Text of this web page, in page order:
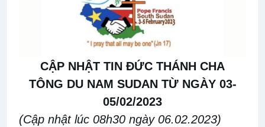
CẬP NHẬT TIN ĐỨC THÁNH CHA
TÔNG DU NAM SUDAN TỪ NGÀY 03-
05/02/2023
(Cập nhật lúc 08h30 ngày 06.02.2023)